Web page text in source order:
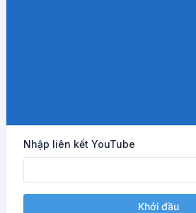
Nhập liên kết YouTube
Khởi đầu